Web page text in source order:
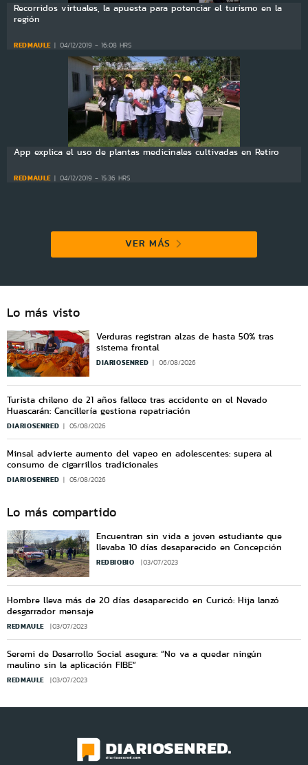
Recorridos virtuales, la apuesta para potenciar el turismo en la
región
REDMAULE 04/12/2019 - 16:08 HRS
App explica el uso de plantas medicinales cultivadas en Retiro
REDMAULE 04/12/2019 - 15:36 HRS
VER MÁS
Lo más visto
Verduras registran alzas de hasta 50% tras
sistema frontal
DIARIOSENRED 06/08/2026
Turista chileno de 21 años fallece tras accidente en el Nevado
Huascarán: Cancillería gestiona repatriación
DIARIOSENRED 05/08/2026
Minsal advierte aumento del vapeo en adolescentes: supera al
consumo de cigarrillos tradicionales
DIARIOSENRED 05/08/2026
Lo más compartido
Encuentran sin vida a joven estudiante que
llevaba 10 días desaparecido en Concepción
REDBIOBIO 03/07/2023
Hombre lleva más de 20 días desaparecido en Curicó: Hija lanzó
desgarrador mensaje
REDMAULE 03/07/2023
Seremi de Desarrollo Social asegura: “No va a quedar ningún
maulino sin la aplicación FIBE”
REDMAULE 03/07/2023